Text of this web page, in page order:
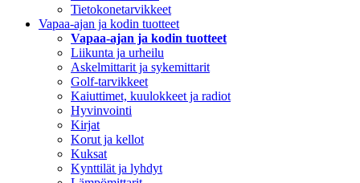
Tietokonetarvikkeet
Vapaa-ajan ja kodin tuotteet
Vapaa-ajan ja kodin tuotteet
Liikunta ja urheilu
Askelmittarit ja sykemittarit
Golf-tarvikkeet
Kaiuttimet, kuulokkeet ja radiot
Hyvinvointi
Kirjat
Korut ja kellot
Kuksat
Kynttilät ja lyhdyt